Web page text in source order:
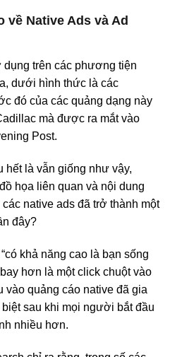
về Native Ads và Ad
trên các phương tiện
dưới hình thức là các
đó của các quảng dạng này
mà được ra mắt vào
Post.
hết là vẫn giống như vậy,
họa liên quan và nội dung
native ads đã trở thành một
đây?
khả năng cao là bạn sống
hơn là một click chuột vào
vào quảng cáo native đã gia
sau khi mọi người bắt đầu
nhiều hơn.